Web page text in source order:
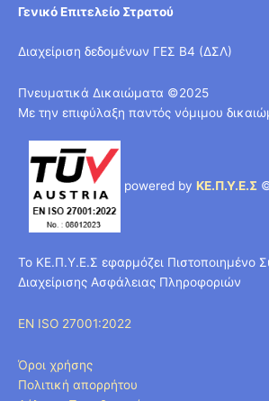
Γενικό Επιτελείο Στρατού
Διαχείριση δεδομένων ΓΕΣ Β4 (ΔΣΛ)
Πνευματικά Δικαιώματα ©2025
Με την επιφύλαξη παντός νόμιμου
powered by ΚΕ.Π.Υ.Ε.Σ
Το ΚΕ.Π.Υ.Ε.Σ εφαρμόζει Πιστοποιημένο
Διαχείρισης Ασφάλειας Πληροφοριών
EN ISO 27001:2022
Όροι χρήσης
Πολιτική απορρήτου